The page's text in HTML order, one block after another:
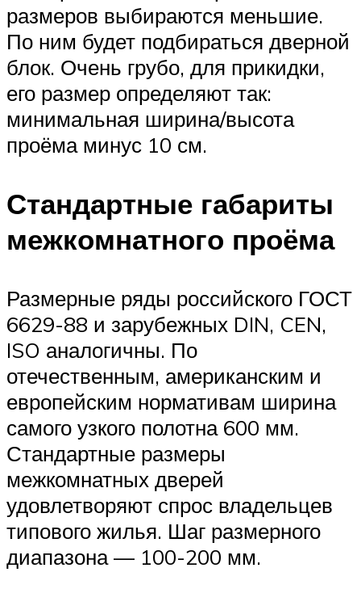
размеров выбираются меньшие.
По ним будет подбираться дверной
блок. Очень грубо, для прикидки,
его размер определяют так:
минимальная ширина/высота
проёма минус 10 см.
Стандартные габариты
межкомнатного проёма
Размерные ряды российского ГОСТ
6629-88 и зарубежных DIN, CEN,
ISO аналогичны. По
отечественным, американским и
европейским нормативам ширина
самого узкого полотна 600 мм.
Стандартные размеры
межкомнатных дверей
удовлетворяют спрос владельцев
типового жилья. Шаг размерного
диапазона — 100-200 мм.